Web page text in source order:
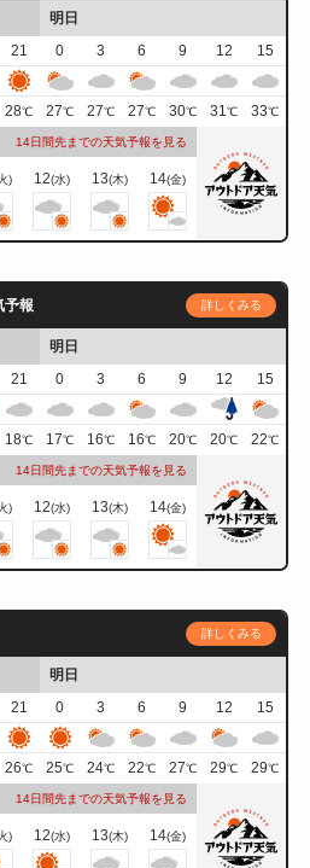
明日
21 0 3 6 9 12
15
28℃ 27℃ 27℃ 27℃ 30℃ 31℃ 33℃
14日間先までの天気予報を見る
) 12(水) 13(木) 14(金)
予報 詳しくみる
明日
21 0 3 6 9 12
15
18℃ 17℃ 16℃ 16℃ 20℃ 20℃ 22℃
14日間先までの天気予報を見る
) 12(水) 13(木) 14(金)
詳しくみる
明日
21 0 3 6 9 12
15
26℃ 25℃ 24℃ 22℃ 27℃ 29℃ 29℃
14日間先までの天気予報を見る
) 12(水) 13(木) 14(金)